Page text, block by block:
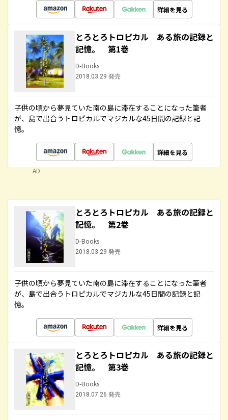
詳細を見る
とろとろトロピカル ある旅の記録と
記憶。 第1巻
D-Books
2018.03.29 発売
子供の頃から夢見ていた南の島に滞在することになった筆者
が、島で出合うトロピカルでマジカルな45日間の記録と記
憶。
詳細を見る
AD
とろとろトロピカル ある旅の記録と
記憶。 第2巻
D-Books
2018.03.29 発売
子供の頃から夢見ていた南の島に滞在することになった筆者
が、島で出合うトロピカルでマジカルな45日間の記録と記
憶。
詳細を見る
とろとろトロピカル ある旅の記録と
記憶。 第3巻
D-Books
2018.07.26 発売